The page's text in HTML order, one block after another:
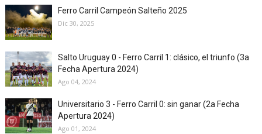
Ferro Carril Campeón Salteño 2025
Dic 30, 2025
Salto Uruguay 0 - Ferro Carril 1: clásico, el triunfo (3a
Fecha Apertura 2024)
Ago 04, 2024
Universitario 3 - Ferro Carril 0: sin ganar (2a Fecha
Apertura 2024)
Ago 01, 2024